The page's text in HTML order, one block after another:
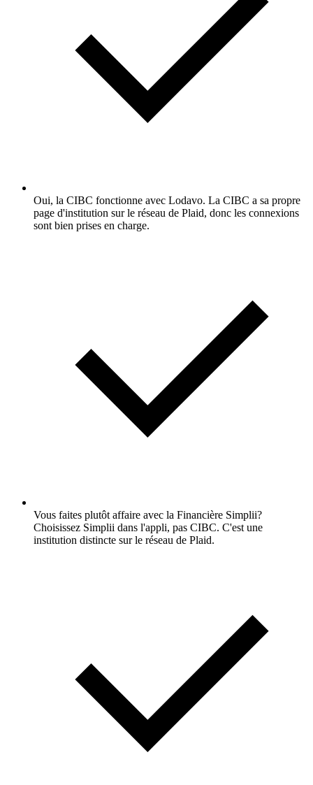
Oui, la CIBC fonctionne avec Lodavo. La CIBC a sa propre
page d'institution sur le réseau de Plaid, donc les connexions
sont bien prises en charge.
Vous faites plutôt affaire avec la Financière Simplii?
Choisissez Simplii dans l'appli, pas CIBC. C'est une
institution distincte sur le réseau de Plaid.